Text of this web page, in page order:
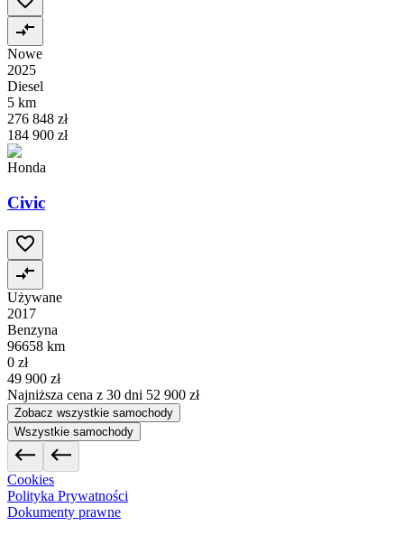
Nowe
2025
Diesel
5 km
276 848 zł
184 900 zł
Honda
Civic
Używane
2017
Benzyna
96658 km
0 zł
49 900 zł
Najniższa cena z 30 dni 52 900 zł
Zobacz wszystkie samochody
Wszystkie samochody
Cookies
Polityka Prywatności
Dokumenty prawne